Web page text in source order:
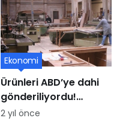
Ürünleri ABD’ye dahi
gönderiliyordu!
Mobilya üssü iflasın
Ekonomi
2 yıl önce